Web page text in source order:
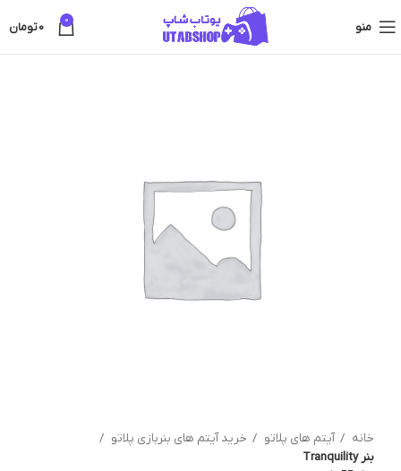
منو 0
0تومان
خانه آیتم های پلاتو
خرید آیتم های بنربازی پلاتو
بنر Tranquility